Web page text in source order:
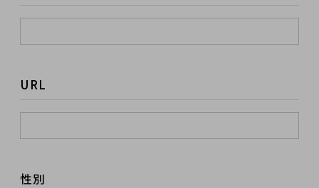
URL
性別